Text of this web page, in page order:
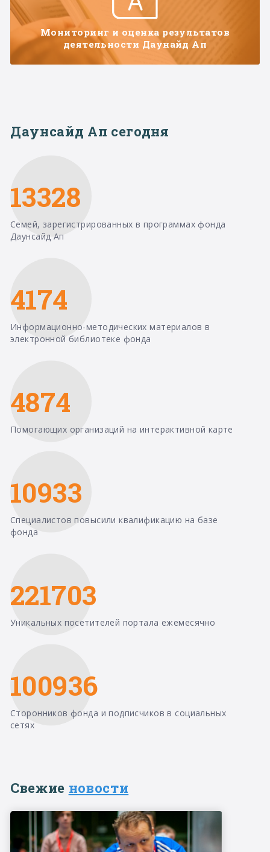
Мониторинг и оценка результатов
деятельности Даунайд Ап
Даунсайд Ап сегодня
13328
Семей, зарегистрированных в программах фонда
Даунсайд Ап
4174
Информационно-методических материалов в
электронной библиотеке фонда
4874
Помогающих организаций на интерактивной карте
10933
Специалистов повысили квалификацию на базе
фонда
221703
Уникальных посетителей портала ежемесячно
100936
Сторонников фонда и подписчиков в социальных
сетях
Свежие новости